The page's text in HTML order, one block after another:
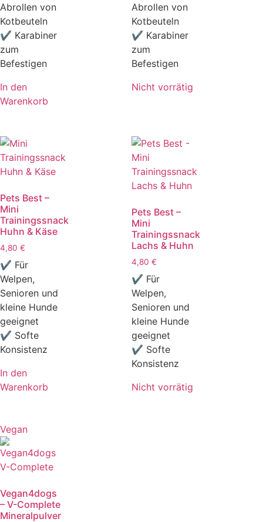
Abrollen von
Kotbeuteln
✔ Karabiner
zum
Befestigen
In den
Warenkorb
Abrollen von
Kotbeuteln
✔ Karabiner
zum
Befestigen
Nicht vorrätig
Pets Best –
Mini
Trainingssnack
Huhn & Käse
4,80 €
✔ Für
Welpen,
Senioren und
kleine Hunde
geeignet
✔ Softe
Konsistenz
In den
Warenkorb
Pets Best –
Mini
Trainingssnack
Lachs & Huhn
4,80 €
✔ Für
Welpen,
Senioren und
kleine Hunde
geeignet
✔ Softe
Konsistenz
Nicht vorrätig
Vegan
Vegan4dogs
– V-Complete
Mineralpulver